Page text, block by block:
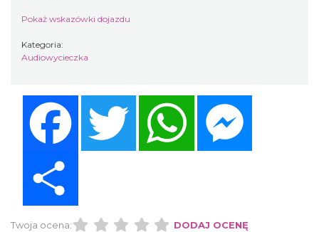
Pokaż wskazówki dojazdu
Kategoria:
Audiowycieczka
Twitter WhatsApp
Twoja ocena: DODAJ OCENĘ